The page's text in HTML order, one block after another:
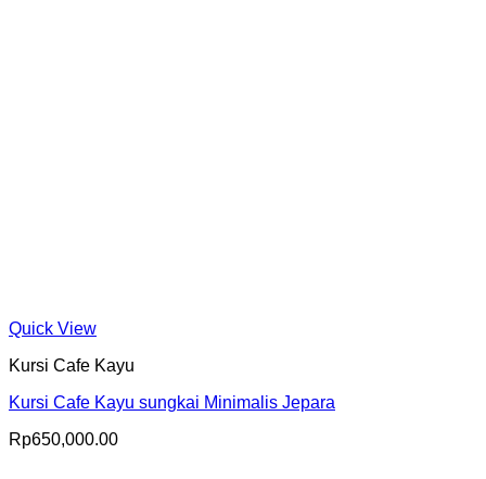
Quick View
Kursi Cafe Kayu
Kursi Cafe Kayu sungkai Minimalis Jepara
Rp650,000.00